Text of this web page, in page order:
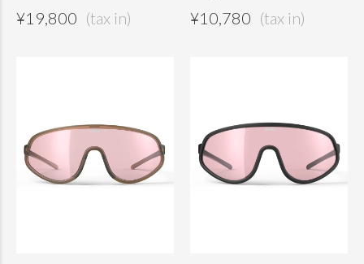
¥19,800 ¥10,780